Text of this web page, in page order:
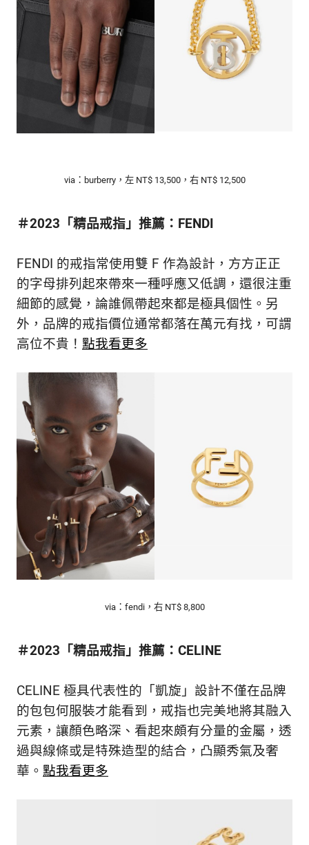
via：burberry，左 NT$ 13,500，右 NT$ 12,500
＃2023「精品戒指」推薦：FENDI
FENDI 的戒指常使用雙 F 作為設計，方方正正
的字母排列起來帶來一種呼應又低調，還很注重
細節的感覺，論誰佩帶起來都是極具個性。另
外，品牌的戒指價位通常都落在萬元有找，可謂
高位不貴！ 點我看更多
via：fendi，右 NT$ 8,800
＃2023「精品戒指」推薦：CELINE
CELINE 極具代表性的「凱旋」設計不僅在品牌
的包包何服裝才能看到，戒指也完美地將其融入
元素，讓顏色略深、看起來頗有分量的金屬，透
過與線條或是特殊造型的結合，凸顯秀氣及奢
華。 點我看更多